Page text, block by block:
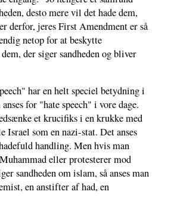
desto mere vil det hade dem,
derfor, jeres First Amendment er så
netop for at beskytte
der siger sandheden og bliver
har en helt speciel betydning i
for "hate speech" i vore dage.
et krucifiks i en krukke med
som en nazi-stat. Det anses
handling. Men hvis man
eller protesterer mod
sandheden om islam, så anses man
en anstifter af had, en